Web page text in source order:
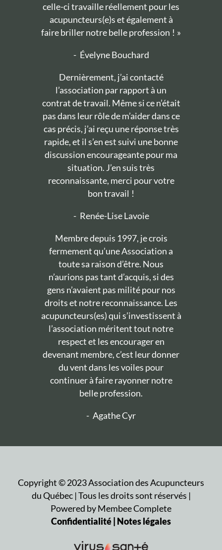
celle-ci travaille réellement pour les
acupuncteurs(e)s et également à
faire briller notre belle profession ! »
- Évelyne Bouchard
Dernièrement, j’ai contacté
l’association par rapport à un
contrat de travail. Même si ce n’était
pas dans leur rôle de m’aider dans ce
cas précis, j’ai reçu une réponse très
rapide, et il s’en est suivi une bonne
discussion encourageante pour ma
situation. J’en suis très
reconnaissante, merci pour votre
bon travail !
- Renée-Lise Lavoie
Membre depuis 1997, je crois
fermement qu’une Association a
toute sa raison d’être. Nous
n’aurions pas tant d’acquis, si des
gens n’avaient pas milité pour nos
droits et notre reconnaissance. Les
acupuncteurs(es) qui s’investissent à
l’association méritent tout notre
respect et les encourager en
devenant membre, c’est leur donner
du vent dans les voiles pour
continuer à faire rayonner notre
belle profession.
- Agathe Cyr
Copyright ©2023Association des Acupuncteurs
du Québec | Tous les droits sont réservés |
Powered by Membee Complete
Confidentialité | Notes légales